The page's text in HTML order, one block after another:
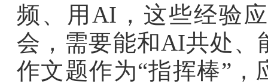
频、用AI，这些经验
会，需要能和AI共处、
作文题作为“指挥棒”